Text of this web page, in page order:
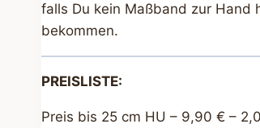
falls Du kein Maßband zur Hand
bekommen.
PREISLISTE:
Preis bis 25 cm HU – 9,90 € –